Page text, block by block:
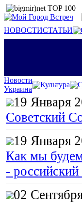
НОВОСТИСТАТЬИ
Новости
Украина
Культура
19 Января
Советский
19 Января
Как мы
-
02